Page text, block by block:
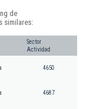
de
similares:
Sector
Actividad
4650
4687